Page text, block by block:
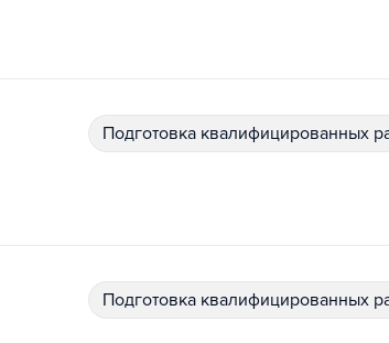
подготовка квалифицированных
подготовка квалифицированных